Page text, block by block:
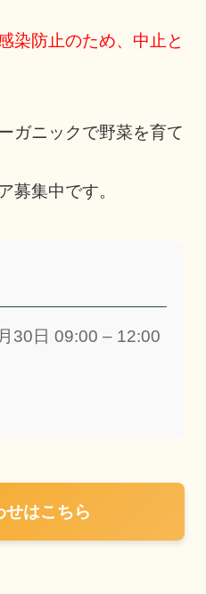
染防止のため、中止と
ガニックで野菜を育て
募集中です。
30日 09:00 – 12:00
せはこちら